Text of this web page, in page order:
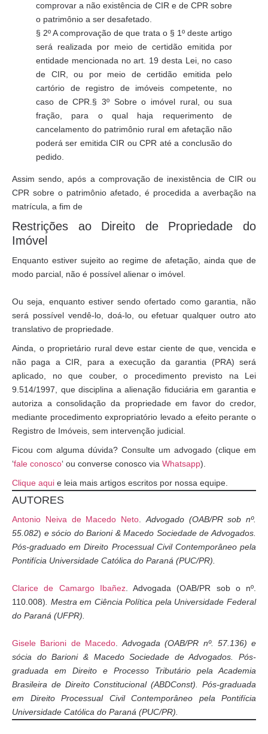
comprovar a não existência de CIR e de CPR sobre
o patrimônio a ser desafetado.
§ 2º A comprovação de que trata o § 1º deste artigo
será realizada por meio de certidão emitida por
entidade mencionada no art. 19 desta Lei, no caso
de CIR, ou por meio de certidão emitida pelo
cartório de registro de imóveis competente, no
caso de CPR.§ 3º Sobre o imóvel rural, ou sua
fração, para o qual haja requerimento de
cancelamento do patrimônio rural em afetação não
poderá ser emitida CIR ou CPR até a conclusão do
pedido.
Assim sendo, após a comprovação de inexistência de CIR ou
CPR sobre o patrimônio afetado, é procedida a averbação na
matrícula, a fim de
Restrições ao Direito de Propriedade do
Imóvel
Enquanto estiver sujeito ao regime de afetação, ainda que de
modo parcial, não é possível alienar o imóvel.
Ou seja, enquanto estiver sendo ofertado como garantia, não
será possível vendê-lo, doá-lo, ou efetuar qualquer outro ato
translativo de propriedade.
Ainda, o proprietário rural deve estar ciente de que, vencida e
não paga a CIR, para a execução da garantia (PRA) será
aplicado, no que couber, o procedimento previsto na Lei
9.514/1997, que disciplina a alienação fiduciária em garantia e
autoriza a consolidação da propriedade em favor do credor,
mediante procedimento expropriatório levado a efeito perante o
Registro de Imóveis, sem intervenção judicial.
Ficou com alguma dúvida? Consulte um advogado (clique em
‘fale conosco‘ ou converse conosco via Whatsapp).
Clique aqui e leia mais artigos escritos por nossa equipe.
AUTORES
Antonio Neiva de Macedo Neto
Advogado (OAB/PR sob nº.
55.082) e sócio do Barioni & Macedo Sociedade de Advogados.
Pós-graduado em Direito Processual Civil Contemporâneo pela
Pontifícia Universidade Católica do Paraná (PUC/PR).
Clarice de Camargo Ibañez. Advogada (OAB/PR sob o nº.
110.008) . Mestra em Ciência Política pela Universidade Federal
do Paraná (UFPR).
Gisele Barioni de Macedo. Advogada (OAB/PR nº. 57.136) e
sócia do Barioni & Macedo Sociedade de Advogados. Pós-
graduada em Direito e Processo Tributário pela Academia
Brasileira de Direito Constitucional (ABDConst). Pós-graduada
em Direito Processual Civil Contemporâneo pela Pontifícia
Universidade Católica do Paraná (PUC/PR).